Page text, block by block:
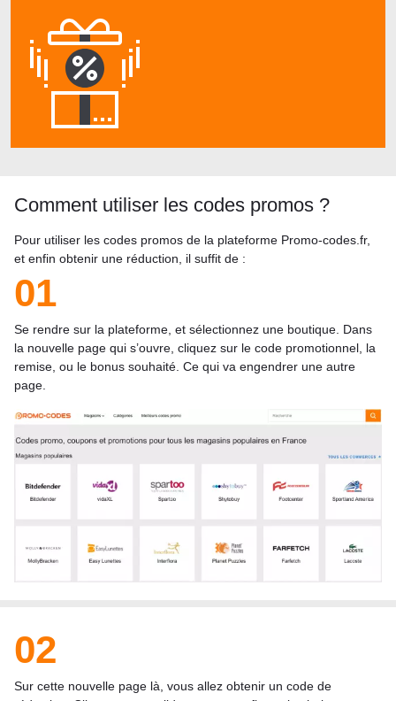
Comment utiliser les codes promos ?
Pour utiliser les codes promos de la plateforme Promo-codes.fr,
et enfin obtenir une réduction, il suffit de :
01
Se rendre sur la plateforme, et sélectionnez une boutique. Dans
la nouvelle page qui s’ouvre, cliquez sur le code promotionnel, la
remise, ou le bonus souhaité. Ce qui va engendrer une autre
page.
02
Sur cette nouvelle page là, vous allez obtenir un code de